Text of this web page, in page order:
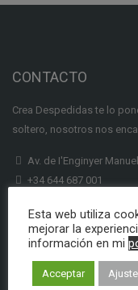
CONTACTO
Crea Despedidas te lo
soltero, nosotros nos
Av. de I'Enginyer
+34 644 687 001
INFORMACION
Subenciones Labora
Esta web utiliza
mejorar la
información en mi
Acceptar